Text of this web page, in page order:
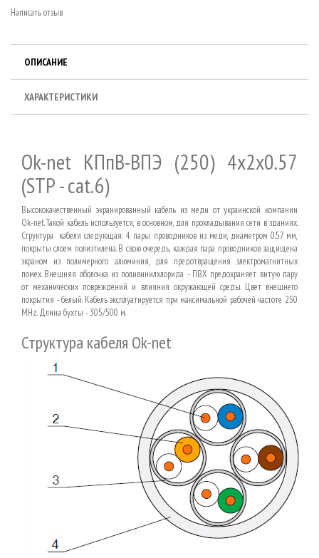
Написать отзыв
ОПИСАНИЕ
ХАРАКТЕРИСТИКИ
Ok-net КПпВ-ВПЭ (250) 4х2х0.57
(STP - cat.6)
Высококачественный экранированный кабель из меди от украинской компании
Ok-net. Такой кабель используется, в основном, для прокладывания сети в зданиях.
Структура кабеля следующая: 4 пары проводников из меди, диаметром 0.57 мм,
покрыты слоем полиэтилена. В свою очередь, каждая пара проводников защищена
экраном из полимерного алюминия, для предотвращения электромагнитных
помех. Внешняя оболочка из поливинилхлорида - ПВХ предохраняет витую пару
от механических повреждений и влияния окружающей среды. Цвет внешнего
покрытия - белый. Кабель эксплуатируется при максимальной рабочей частоте 250
MHz. Длина бухты - 305/500 м.
Структура кабеля Ok-net